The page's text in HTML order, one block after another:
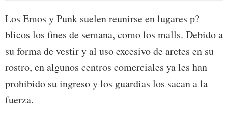
Los Emos y Punk suelen reunirse en lugares p?
blicos los fines de semana, como los malls. Debido a
su forma de vestir y al uso excesivo de aretes en su
rostro, en algunos centros comerciales ya les han
prohibido su ingreso y los guardias los sacan a la
fuerza.